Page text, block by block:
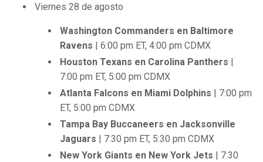
Viernes 28 de agosto
Washington Commanders en Baltimore
Ravens | 6:00 pm ET, 4:00 pm CDMX
Houston Texans en Carolina Panthers |
7:00 pm ET, 5:00 pm CDMX
Atlanta Falcons en Miami Dolphins | 7:00 pm
ET, 5:00 pm CDMX
Tampa Bay Buccaneers en Jacksonville
Jaguars | 7:30 pm ET, 5:30 pm CDMX
New York Giants en New York Jets | 7:30